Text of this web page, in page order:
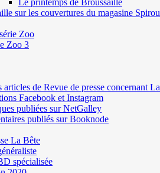
sur les couvertures du magasine Spirou
Zoo
Zoo 3
articles de Revue de presse concernant
Facebook et Instagram
publiées sur NetGalley
publiés sur Booknode
La Bête
spécialisée